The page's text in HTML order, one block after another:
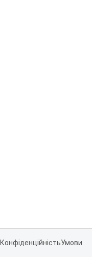
КонфіденційністьУмови